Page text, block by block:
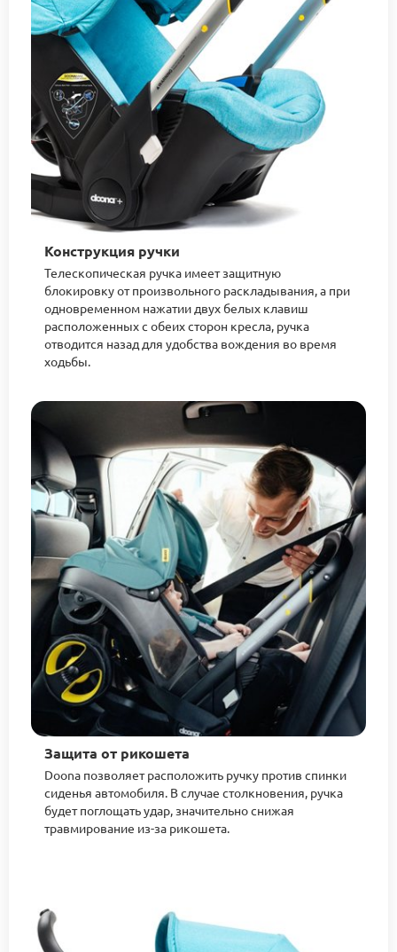
Конструкция ручки
Телескопическая ручка имеет защитную
блокировку от произвольного раскладывания, а при
одновременном нажатии двух белых клавиш
расположенных с обеих сторон кресла, ручка
отводится назад для удобства вождения во время
ходьбы.
Защита от рикошета
Doona позволяет расположить ручку против спинки
сиденья автомобиля. В случае столкновения, ручка
будет поглощать удар, значительно снижая
травмирование из-за рикошета.